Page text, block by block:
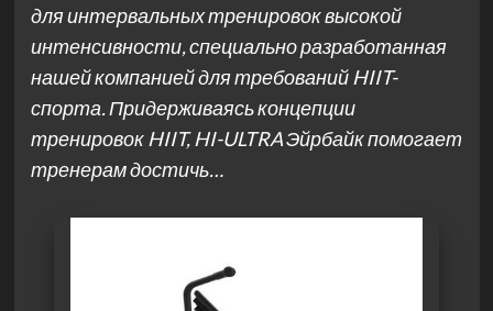
для интервальных тренировок высокой
интенсивности, специально разработанная
нашей компанией для требований HIIT-
спорта. Придерживаясь концепции
тренировок HIIT, HI-ULTRA Эйрбайк помогает
тренерам достичь…